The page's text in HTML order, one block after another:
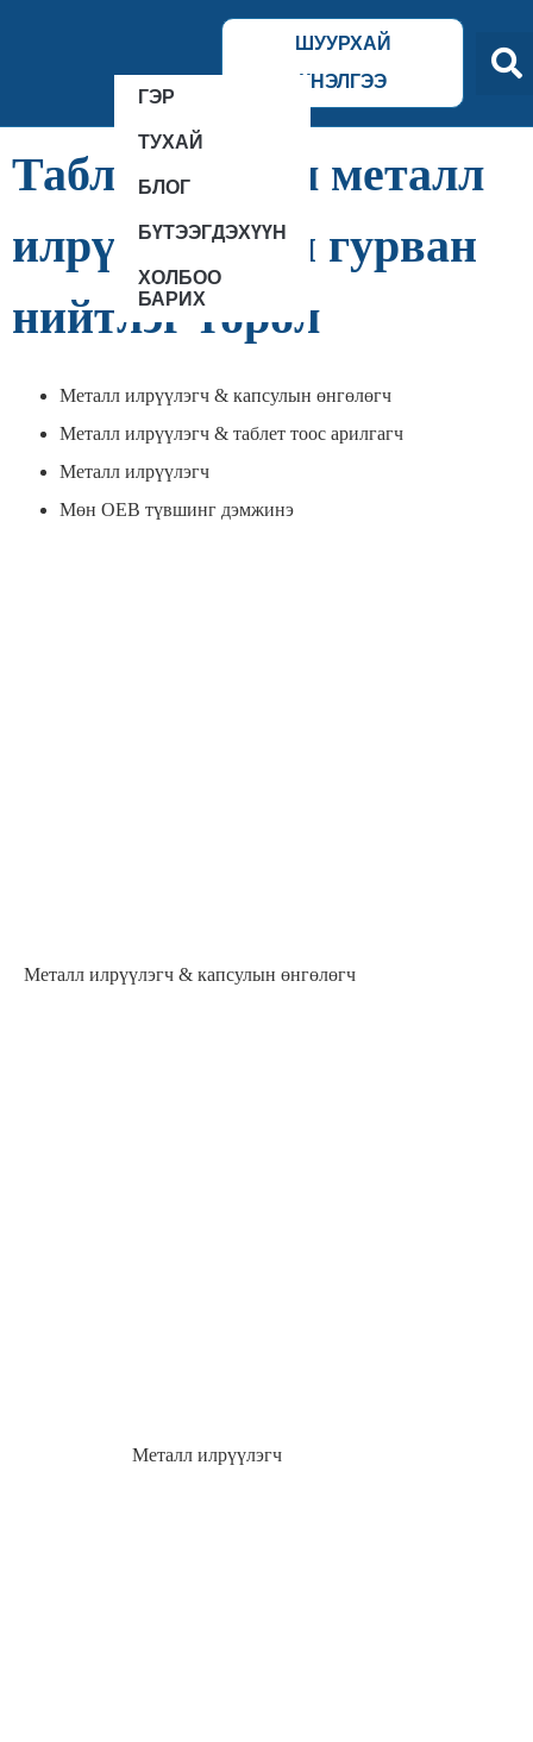
ГЭР
ТУХАЙ
БЛОГ
БҮТЭЭГДЭХҮҮН
ХОЛБОО
БАРИХ
ШУУРХАЙ
ҮНЭЛГЭЭ
Таблет/капсул металл
илрүүлэгчийн гурван
нийтлэг төрөл
Металл илрүүлэгч & капсулын өнгөлөгч
Металл илрүүлэгч & таблет тоос арилгагч
Металл илрүүлэгч
Мөн OEB түвшинг дэмжинэ
Металл илрүүлэгч & капсулын өнгөлөгч
Металл илрүүлэгч